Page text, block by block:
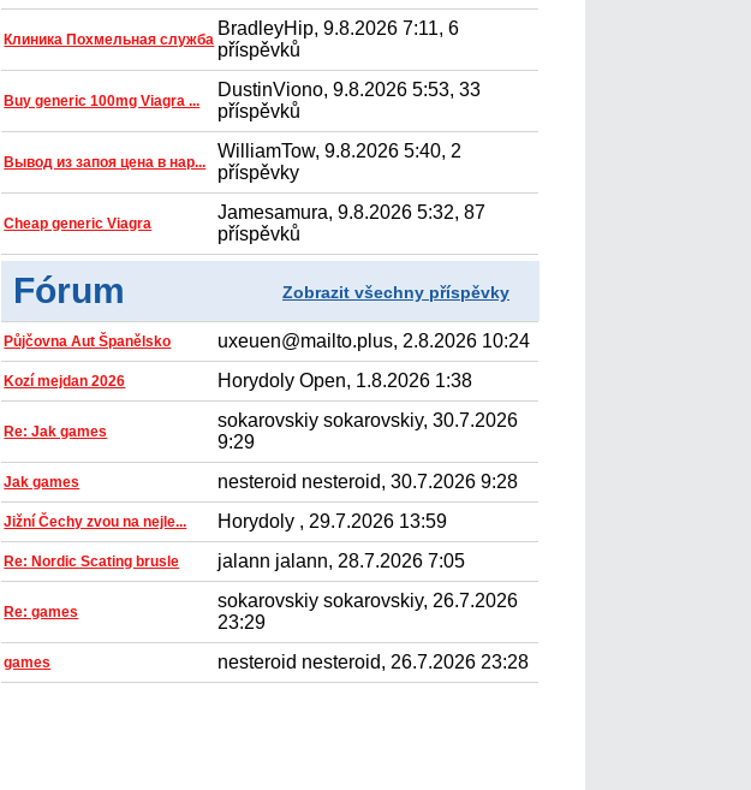
Клиника Похмельная служба
BradleyHip, 9.8.2026 7:11, 6
příspěvků
Buy generic 100mg Viagra ...
DustinViono, 9.8.2026 5:53, 33
příspěvků
Вывод из запоя цена в нар...
WilliamTow, 9.8.2026 5:40, 2
příspěvky
Cheap generic Viagra
Jamesamura, 9.8.2026 5:32, 87
příspěvků
Fórum Zobrazit všechny příspěvky
Půjčovna Aut Španělsko uxeuen@mailto.plus, 2.8.2026 10:24
Kozí mejdan 2026 Horydoly Open, 1.8.2026 1:38
Re: Jak games
sokarovskiy sokarovskiy, 30.7.2026
9:29
Jak games nesteroid nesteroid, 30.7.2026 9:28
Jižní Čechy zvou na nejle... Horydoly , 29.7.2026 13:59
Re: Nordic Scating brusle jalann jalann, 28.7.2026 7:05
Re: games
sokarovskiy sokarovskiy, 26.7.2026
23:29
games nesteroid nesteroid, 26.7.2026 23:28